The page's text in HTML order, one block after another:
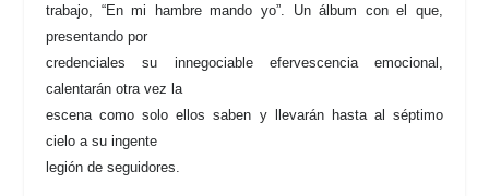
trabajo, “En mi hambre mando yo”. Un álbum con el que,
presentando por
credenciales su innegociable efervescencia emocional,
calentarán otra vez la
escena como solo ellos saben y llevarán hasta al séptimo
cielo a su ingente
legión de seguidores.